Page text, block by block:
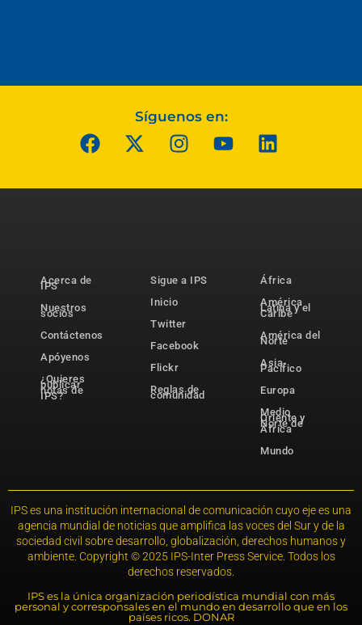
Síguenos en:
Acerca de
IPS
Nuestros
socios
Contáctenos
Apóyenos
¿Quieres
publicar
notas de
IPS?
Sigue a IPS
Inicio
Twitter
Facebook
Flickr
Reglas de
comunidad
África
América
Latina y el
Caribe
América del
Norte
Asia-
Pacífico
Europa
Medio
Oriente y
Norte de
África
Mundo
IPS es una institución internacional de comunicación cuyo eje es una
agencia mundial de noticias que amplifica las voces del Sur y de la
sociedad civil sobre desarrollo, globalización, derechos humanos y
ambiente. Copyright © 2025 IPS-Inter Press Service. Todos los
derechos reservados.
IPS es la única organización periodística mundial con más
personal y corresponsales en el mundo en desarrollo que en los
países ricos. DONAR